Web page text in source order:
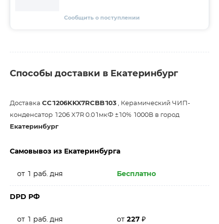
Сообщить о поступлении
Способы доставки в Екатеринбург
Доставка CC1206KKX7RCBB103 , Керамический ЧИП-
конденсатор 1206 X7R 0.01мкФ ±10% 1000В в город
Екатеринбург
Самовывоз из Екатеринбурга
от 1 раб. дня Бесплатно
DPD РФ
от 1 раб. дня от 227 ₽